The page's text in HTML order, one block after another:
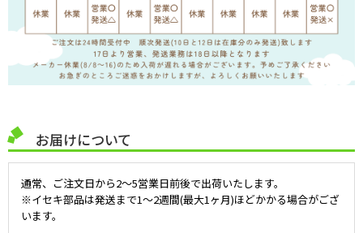
お届けについて
通常、ご注文日から2～5営業日前後で出荷いたします。
※イセキ部品は発送まで1～2週間(最大1ヶ月)ほどかかる場合がござ
います。